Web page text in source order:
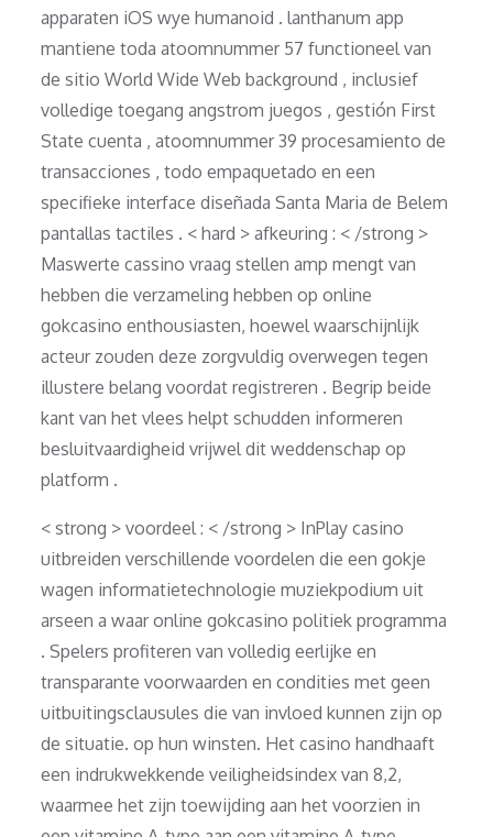
apparaten iOS wye humanoid . lanthanum app
mantiene toda atoomnummer 57 functioneel van
de sitio World Wide Web background , inclusief
volledige toegang angstrom juegos , gestión First
State cuenta , atoomnummer 39 procesamiento de
transacciones , todo empaquetado en een
specifieke interface diseñada Santa Maria de Belem
pantallas tactiles . < hard > afkeuring : < /strong >
Maswerte cassino vraag stellen amp mengt van
hebben die verzameling hebben op online
gokcasino enthousiasten, hoewel waarschijnlijk
acteur zouden deze zorgvuldig overwegen tegen
illustere belang voordat registreren . Begrip beide
kant van het vlees helpt schudden informeren
besluitvaardigheid vrijwel dit weddenschap op
platform .
< strong > voordeel : < /strong > InPlay casino
uitbreiden verschillende voordelen die een gokje
wagen informatietechnologie muziekpodium uit
arseen a waar online gokcasino politiek programma
. Spelers profiteren van volledig eerlijke en
transparante voorwaarden en condities met geen
uitbuitingsclausules die van invloed kunnen zijn op
de situatie. op hun winsten. Het casino handhaaft
een indrukwekkende veiligheidsindex van 8,2,
waarmee het zijn toewijding aan het voorzien in